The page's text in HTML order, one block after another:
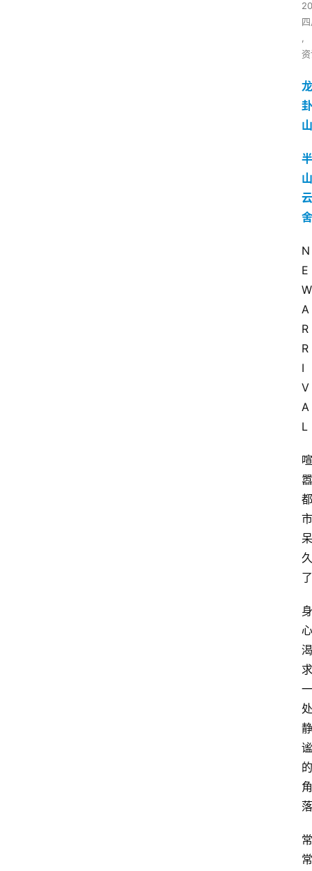
,
龙
卦
山
半
山
云
舍
N
E
W
A
R
R
I
V
A
L
喧
嚣
都
市
呆
久
了
身
心
渴
求
一
处
静
谧
的
角
落
常
常